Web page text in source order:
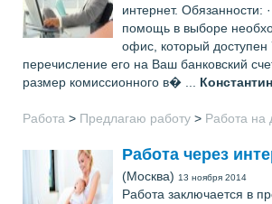
интернет. Обязанности:
помощь в выборе
офис, который доступен
перечисление его на Ваш банковский
размер комиссионного в� ... Константин
Работа > Предлагаю работу > Работа на
Работа через
(Москва) 13 ноября 2014
Работа заключается в